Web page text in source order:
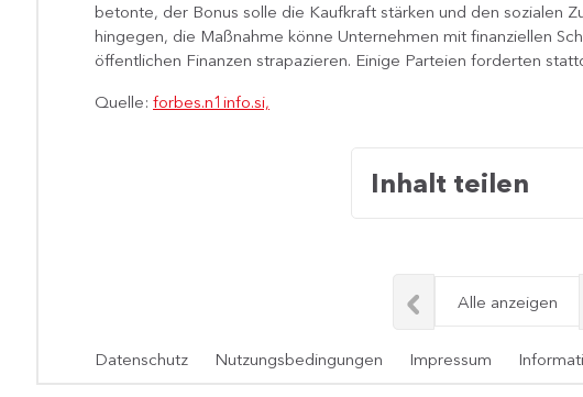
betonte, der Bonus solle die Kaufkraft stärken und den sozialen
hingegen, die Maßnahme könne Unternehmen mit finanziellen
öffentlichen Finanzen strapazieren. Einige Parteien forderten
Quelle: forbes.n1info.si,
Inhalt teilen
Alle anzeigen
Datenschutz Nutzungsbedingungen Impressum